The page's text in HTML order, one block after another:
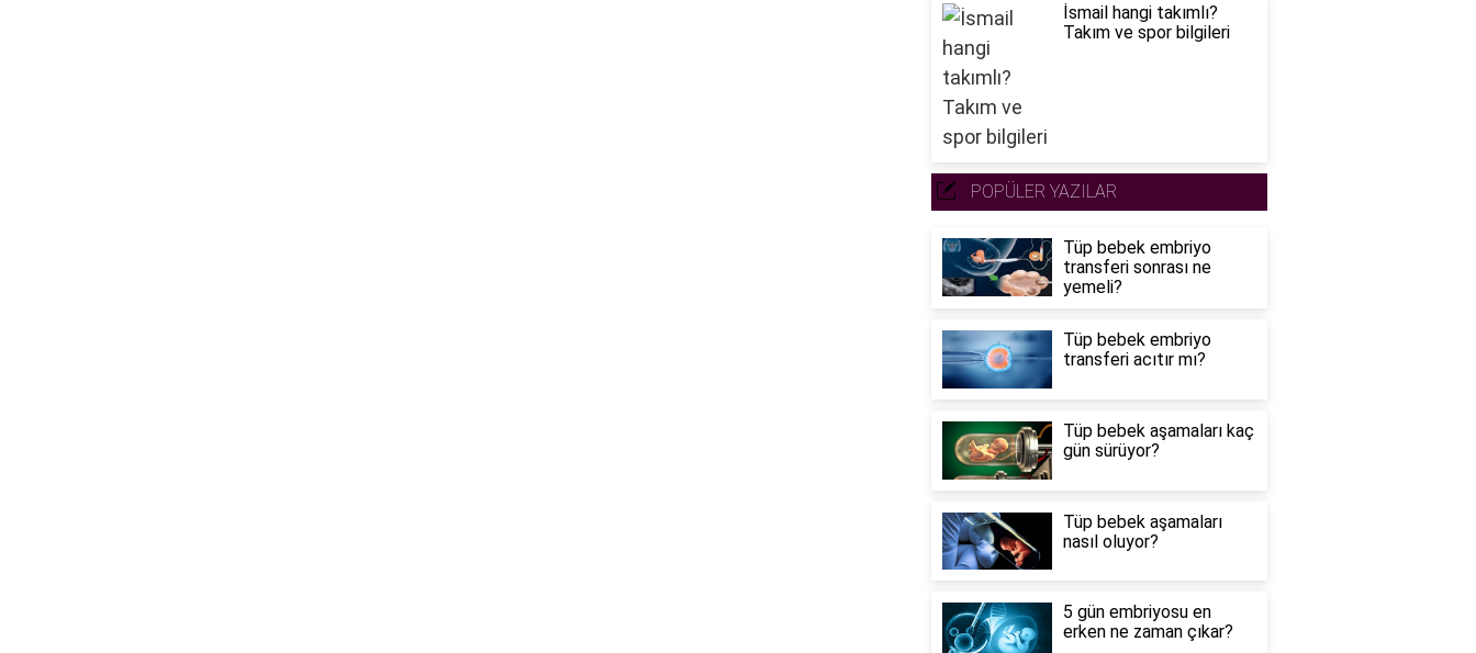
İsmail hangi takımlı?
Takım ve spor bilgileri
POPÜLER YAZILAR
Tüp bebek embriyo
transferi sonrası ne
yemeli?
Tüp bebek embriyo
transferi acıtır mı?
Tüp bebek aşamaları kaç
gün sürüyor?
Tüp bebek aşamaları
nasıl oluyor?
5 gün embriyosu en
erken ne zaman çıkar?